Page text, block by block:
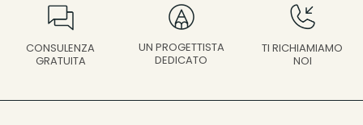
CONSULENZA
GRATUITA
UN PROGETTISTA
DEDICATO
TI RICHIAMIAMO
NOI